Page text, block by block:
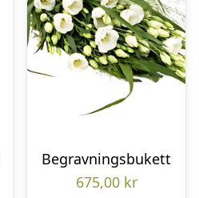
Begravningsbukett
675,00 kr